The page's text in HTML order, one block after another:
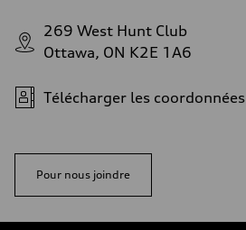
269 West Hunt Club
Ottawa, ON K2E 1A6
Télécharger les coordonnées
Pour nous joindre